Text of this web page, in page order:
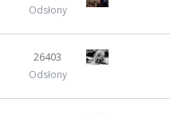
Odsłony
26403
Odsłony